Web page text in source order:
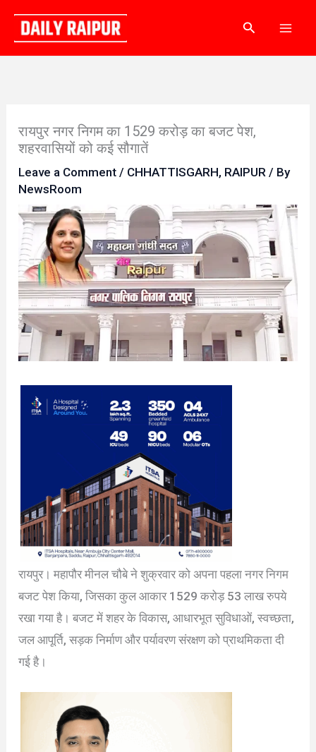
content
Search
रायपुर नगर निगम का 1529 करोड़ का बजट पेश,
शहरवासियों को कई सौगातें
Leave a Comment / CHHATTISGARH, RAIPUR / By
NewsRoom
रायपुर। महापौर मीनल चौबे ने शुक्रवार को अपना पहला नगर निगम
बजट पेश किया, जिसका कुल आकार 1529 करोड़ 53 लाख रुपये
रखा गया है। बजट में शहर के विकास, आधारभूत सुविधाओं, स्वच्छता,
जल आपूर्ति, सड़क निर्माण और पर्यावरण संरक्षण को प्राथमिकता दी
गई है।